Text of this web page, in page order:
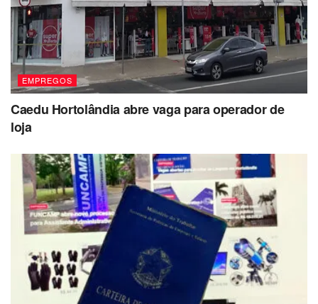
EMPREGOS
Caedu Hortolândia abre vaga para operador de
loja